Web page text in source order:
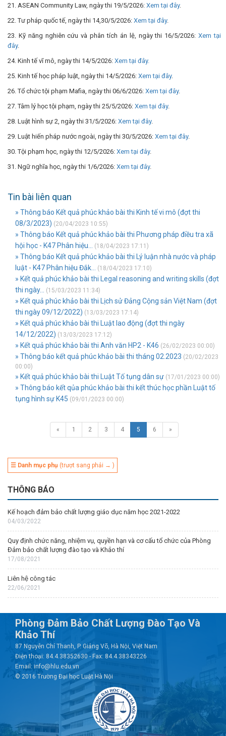
21. ASEAN Community Law, ngày thi 19/5/2026: Xem tại đây.
22. Tư pháp quốc tế, ngày thi 14,30/5/2026: Xem tại đây.
23. Kỹ năng nghiên cứu và phân tích án lệ, ngày thi 16/5/2026:Xem tại
đây.
24. Kinh tế vĩ mô, ngày thi 14/5/2026: Xem tại đây.
25. Kinh tế học pháp luật, ngày thi 14/5/2026: Xem tại đây.
26. Tổ chức tội phạm Mafia, ngày thi 06/6/2026: Xem tại đây.
27. Tâm lý học tội phạm, ngày thi 25/5/2026: Xem tại đây.
28. Luật hình sự 2, ngày thi 31/5/2026: Xem tại đây.
29. Luật hiến pháp nước ngoài, ngày thi 30/5/2026: Xem tại đây.
30. Tội phạm học, ngày thi 12/5/2026: Xem tại đây.
31. Ngữ nghĩa học, ngày thi 1/6/2026: Xem tại đây.
Tin bài liên quan
» Thông báo Kết quả phúc khảo bài thi Kinh tế vi mô (đợt thi
08/3/2023) (20/04/2023 10:55)
» Thông báo Kết quả phúc khảo bài thi Phương pháp điều tra xã
hội học - K47 Phân hiệu...
(18/04/2023 17:11)
» Thông báo Kết quả phúc khảo bài thi Lý luận nhà nước và pháp
luật - K47 Phân hiệu Đắk...
(18/04/2023 17:10)
» Kết quả phúc khảo bài thi Legal reasoning and writing skills (đợt
thi ngày...
(15/03/2023 11:34)
» Kết quả phúc khảo bài thi Lịch sử Đảng Cộng sản Việt Nam (đợt
thi ngày 09/12/2022) (13/03/2023 17:14)
» Kết quả phúc khảo bài thi Luật lao động (đợt thi ngày
14/12/2022) (13/03/2023 17:12)
» Kết quả phúc khảo bài thi Anh văn HP2 - K46 (26/02/2023 00:00)
» Thông báo kết quả phúc khảo bài thi tháng 02.2023 (20/02/2023
00:00)
» Kết quả phúc khảo bài thi Luật Tố tụng dân sự (17/01/2023 00:00)
» Thông báo kết qủa phúc khảo bài thi kết thúc học phần Luật tố
tụng hình sự K45 (09/01/2023 00:00)
« 1 2 3 4 5 6 »
☰ Danh mục phụ (trượt sang phải → )
THÔNG BÁO
Kế hoạch đảm bảo chất lượng giáo dục năm học 2021-2022
04/03/2022
Quy định chức năng, nhiệm vụ, quyền hạn và cơ cấu tổ chức của Phòng
Đảm bảo chất lượng đào tạo và Khảo thí
17/08/2021
Liên hệ công tác
22/06/2021
Phòng Đảm Bảo Chất Lượng Đào Tạo Và
Khảo Thí
87 Nguyễn Chí Thanh, P. Giảng Võ, Hà Nội, Việt Nam
Điện thoại: 84.4.38352630 - Fax: 84.4.38343226
Email: info@hlu.edu.vn
© 2016 Trường Đại học Luật Hà Nội